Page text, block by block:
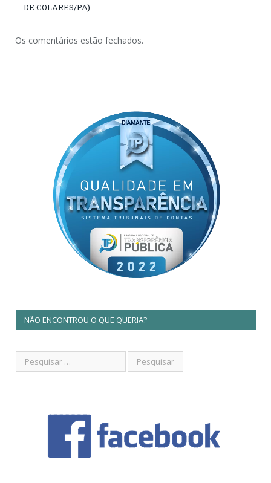
DE COLARES/PA)
Os comentários estão fechados.
NÃO ENCONTROU O QUE QUERIA?